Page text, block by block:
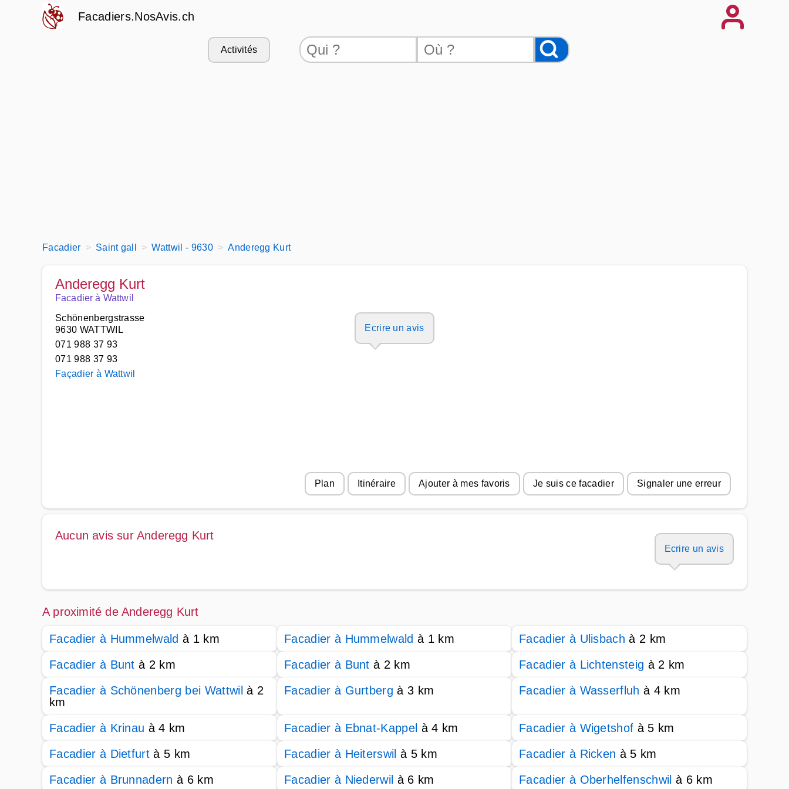
Facadiers.NosAvis.ch
Activités
Facadier Saint gall Wattwil - 9630 Anderegg Kurt
Anderegg Kurt
Facadier à Wattwil
Schönenbergstrasse
9630 WATTWIL
071 988 37 93
071 988 37 93
Façadier à Wattwil
Ecrire un avis
Plan Itinéraire Ajouter à mes favoris Je suis ce facadier Signaler une erreur
Aucun avis sur Anderegg Kurt
Ecrire un avis
A proximité de Anderegg Kurt
Facadier à Hummelwald à 1 km Facadier à Hummelwald à 1 km Facadier à Ulisbach à 2 km
Facadier à Bunt à 2 km Facadier à Bunt à 2 km Facadier à Lichtensteig à 2 km
Facadier à Schönenberg bei Wattwil à 2
km
Facadier à Gurtberg à 3 km Facadier à Wasserfluh à 4 km
Facadier à Krinau à 4 km Facadier à Ebnat-Kappel à 4 km Facadier à Wigetshof à 5 km
Facadier à Dietfurt à 5 km Facadier à Heiterswil à 5 km Facadier à Ricken à 5 km
Facadier à Brunnadern à 6 km Facadier à Niederwil à 6 km Facadier à Oberhelfenschwil à 6 km